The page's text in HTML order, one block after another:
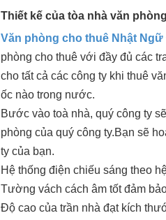
Thiết kế của tòa nhà văn
Văn phòng cho thuê Nhật
phòng cho thuê với đầy đủ các
cho tất cả các công ty khi thuê
ốc nào trong nước.
Bước vào toà nhà, quý công ty
phòng của quý công ty.Bạn sẽ
ty của bạn.
Hệ thống điện chiếu sáng theo
Tường vách cách âm tốt đảm
Độ cao của trần nhà đạt kích